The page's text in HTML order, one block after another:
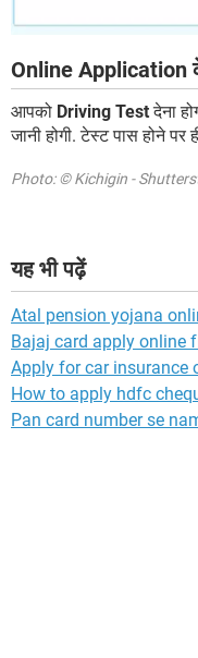
Online Application
आपको Driving Testदेना
जानी होगी. टेस्ट पास होने पर
Photo: © Kichigin -
यह भी पढ़ें
Atal pension yojana
Bajaj card apply online
Apply for car insurance
How to apply hdfc
Pan card number se